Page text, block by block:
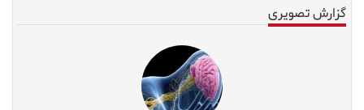
گزارش تصویری